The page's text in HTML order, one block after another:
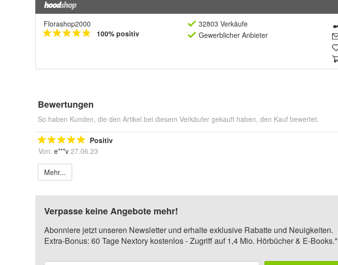
Florashop2000
100% positiv
32803 Verkäufe
Gewerblicher Anbieter
Bewertungen
So haben Kunden, die den Artikel bei diesem Verkäufer gekauft haben, den Kauf bewertet.
Positiv
Von: e***v 27.06.23
Mehr...
Verpasse keine Angebote mehr!
Abonniere jetzt unseren Newsletter und erhalte exklusive Rabatte und Neuigkeiten.
Extra-Bonus: 60 Tage Nextory kostenlos - Zugriff auf 1,4 Mio. Hörbücher & E-Books.*